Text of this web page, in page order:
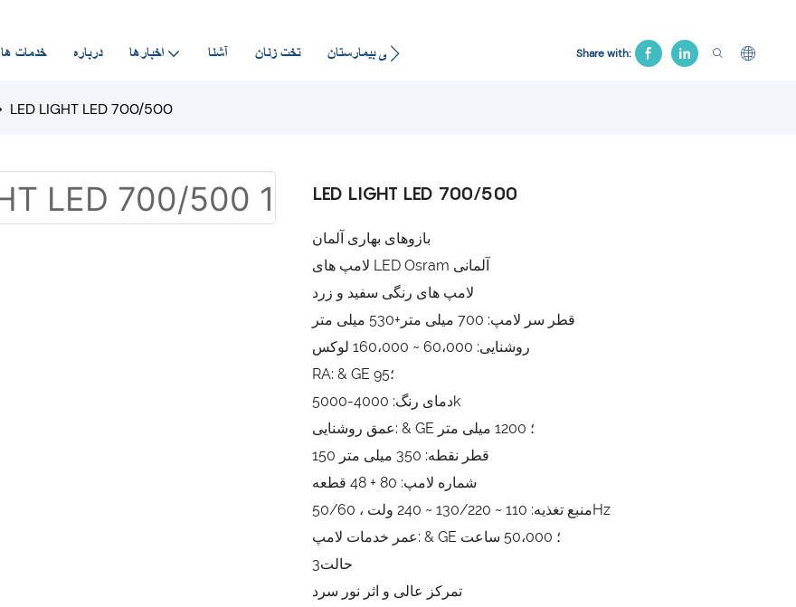
خدمات ها درباره اخبارها آشنا تخت زنان صندلی بیمارستان محصول تشییع جنازه تخت بیمارستان Share with:
LED LIGHT LED 700/500
LED LIGHT LED 700/500
بازوهای بهاری آلمان
لامپ های LED Osram آلمانی
لامپ های رنگی سفید و زرد
قطر سر لامپ: 700 میلی متر+530 میلی متر
روشنایی: 60،000 ~ 160،000 لوکس
RA: & GE ؛95
دمای رنگ: 4000-5000k
عمق روشنایی: & GE ؛ 1200 میلی متر
قطر نقطه: 350 میلی متر 150
شماره لامپ: 80 + 48 قطعه
منبع تغذیه: 110 ~ 130/220 ~ 240 ولت ، 50/60Hz
عمر خدمات لامپ: & GE ؛ 50،000 ساعت
حالت3
تمرکز عالی و اثر نور سرد